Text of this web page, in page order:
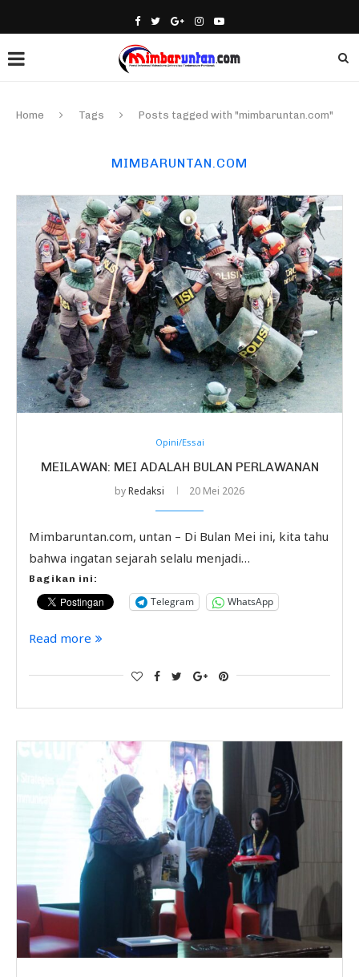
Home Tags Posts tagged with "mimbaruntan.com"
MIMBARUNTAN.COM
Opini/Essai
MEILAWAN: MEI ADALAH BULAN PERLAWANAN
byRedaksi 20 Mei 2026
Mimbaruntan.com, untan – Di Bulan Mei ini, kita tahu
bahwa ingatan sejarah selalu menjadi…
Bagikan ini:
Telegram WhatsApp
Read more